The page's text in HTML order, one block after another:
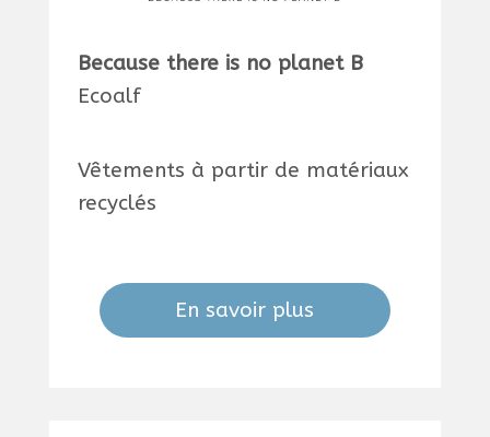
Because there is no planet B
Ecoalf
Vêtements à partir de matériaux
recyclés
En savoir plus